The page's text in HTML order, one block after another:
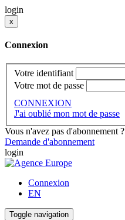
login
x
Connexion
Votre identifiant
Votre mot de passe
CONNEXION
J'ai oublié mon mot de passe
Vous n'avez pas d'abonnement ?
Demande d'abonnement
login
Connexion
EN
Toggle navigation